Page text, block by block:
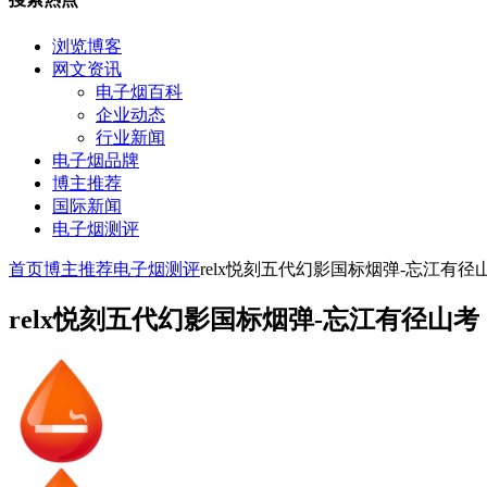
浏览博客
网文资讯
电子烟百科
企业动态
行业新闻
电子烟品牌
博主推荐
国际新闻
电子烟测评
首页博主推荐电子烟测评relx悦刻五代幻影国标烟弹-忘江有径
relx悦刻五代幻影国标烟弹-忘江有径山考